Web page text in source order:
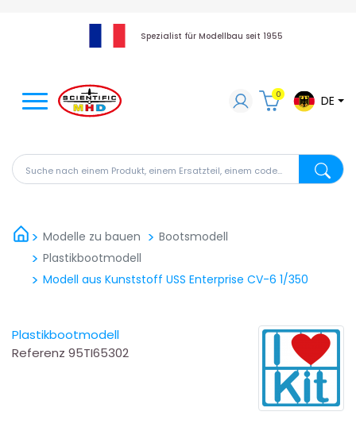
Spezialist für Modellbau seit 1955
Suche nach einem Produkt, einem Ersatzteil, einem
Suche
0 DE
Modelle zu bauen
Bootsmodell
Plastikbootmodell
Modell aus Kunststoff USS Enterprise CV-6 1/350
Plastikbootmodell
Referenz 95TI65302